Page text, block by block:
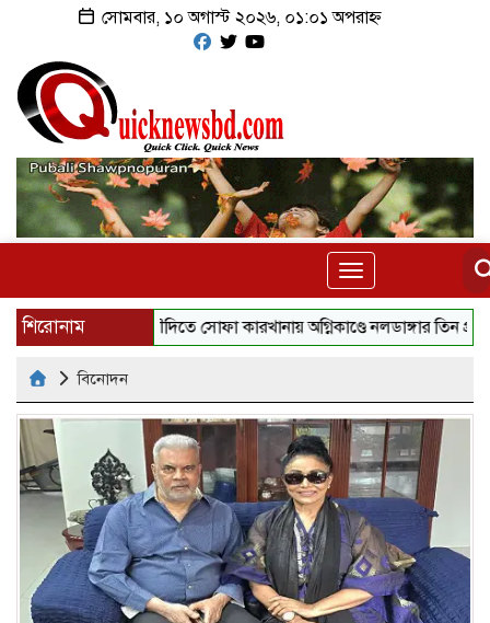
সোমবার, ১০ অগাস্ট ২০২৬, ০১:০১ অপরাহ্ন
Toggle
navigation
শিরোনামসৌদিতে সোফা কারখানায় অগ্নিকাণ্ডে নলডাঙ্গার তিন প্রবাসী নিহত
বিনোদন